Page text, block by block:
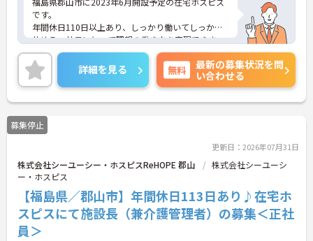
です。
年間休日110日以上あり、しっかり働いてしっかり
休める、社員にとって理想の働き方を実現できま
す。
あなたの経験やスキルを活かして、利用者さまが安
心して過ごせる空間づくりにチャレンジしてみませ
んか？
ご興味をお持ちの方はお気軽にお問い合わせくださ
い。
詳細を見る 無料
最新の募集状況を問
い合わせる
募集停止
更新日：2026年07月31日
株式会社シーユーシー・ホスピスReHOPE 郡山
株式会社シーユーシ
ー・ホスピス
【福島県／郡山市】年間休日113日あり♪在宅ホ
スピスにて施設長（兼介護管理者）の募集＜正社
員＞